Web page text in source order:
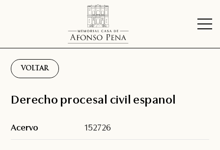
VOLTAR
Derecho procesal civil espanol
Acervo 152726